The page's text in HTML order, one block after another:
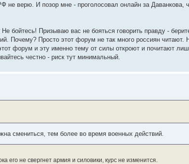
не верю. И позор мне - проголосовал онлайн за Даванкова,
бойтесь! Призываю вас не бояться говорить правду -
Почему? Просто этот форум не так много россиян читают.
форум и эту именно тему от силы откроют и почитают
честно - риск тут минимальный.
смениться, тем более во время военных действий.
его не свергнет армия и силовики, курс не изменится.